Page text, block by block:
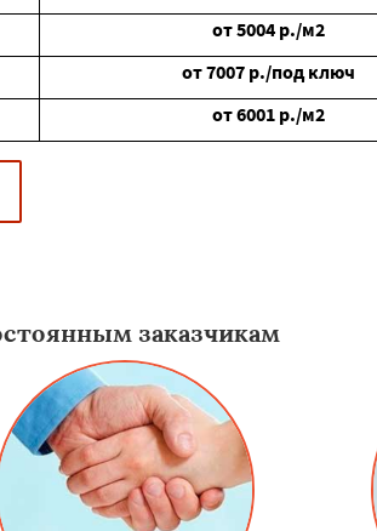
от5004 р./м2
от7007 р./под ключ
от6001 р./м2
заказчикам